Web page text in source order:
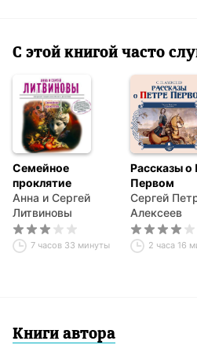
терцинами – строфами,
С этой книгой часто
Семейное
проклятие
Анна и Сергей
Литвиновы
7 часов 33 минуты
Рассказы о
Первом
Сергей
Алексеев
2 часа 16
Книги автора